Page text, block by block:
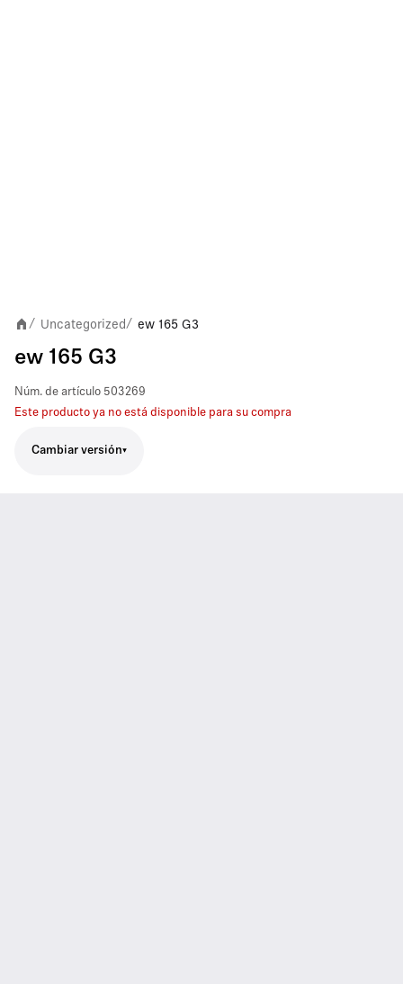
/ Uncategorized/ ew 165 G3
ew 165 G3
Núm. de artículo 503269
Este producto ya no está disponible para su compra
Cambiar versión